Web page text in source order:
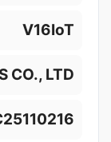
V16IoT
CO., LTD